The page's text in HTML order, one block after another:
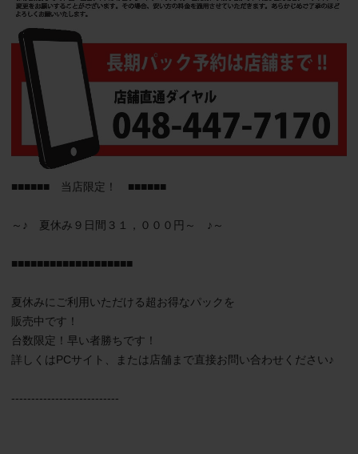
■■■■■■　当店限定！　■■■■■■
～♪　夏休み９日間３１，０００円～　♪～
■■■■■■■■■■■■■■■■■■■
夏休みにご利用いただける超お得なパックを
販売中です！
台数限定！早い者勝ちです！
詳しくはPCサイト、または店舗まで直接お問い合わせください♪
---------------------------